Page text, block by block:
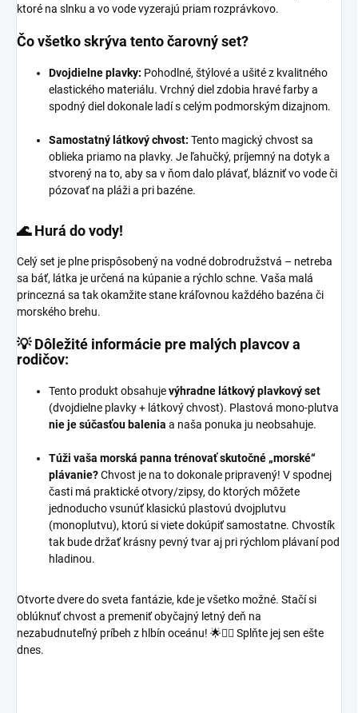
ktoré na slnku a vo vode vyzerajú priam rozprávkovo.
Čo všetko skrýva tento čarovný set?
Dvojdielne plavky: Pohodlné, štýlové a ušité z kvalitného
elastického materiálu. Vrchný diel zdobia hravé farby a
spodný diel dokonale ladí s celým podmorským dizajnom.
Samostatný látkový chvost: Tento magický chvost sa
oblieka priamo na plavky. Je ľahučký, príjemný na dotyk a
stvorený na to, aby sa v ňom dalo plávať, blázniť vo vode či
pózovať na pláži a pri bazéne.
🌊 Hurá do vody!
Celý set je plne prispôsobený na vodné dobrodružstvá – netreba
sa báť, látka je určená na kúpanie a rýchlo schne. Vaša malá
princezná sa tak okamžite stane kráľovnou každého bazéna či
morského brehu.
💡 Dôležité informácie pre malých plavcov a
rodičov:
Tento produkt obsahujevýhradne látkový plavkový set
(dvojdielne plavky + látkový chvost). Plastová mono-plutva
nie je súčasťou balenia a naša ponuka ju neobsahuje.
Túži vaša morská panna trénovať skutočné „morské“
plávanie?Chvost je na to dokonale pripravený! V spodnej
časti má praktické otvory/zipsy, do ktorých môžete
jednoducho vsunúť klasickú plastovú dvojplutvu
(monoplutvu), ktorú si viete dokúpiť samostatne. Chvostík
tak bude držať krásny pevný tvar aj pri rýchlom plávaní pod
hladinou.
Otvorte dvere do sveta fantázie, kde je všetko možné. Stačí si
oblúknuť chvost a premeniť obyčajný letný deň na
nezabudnuteľný príbeh z hlbín oceánu! 🌟🧜‍♀️ Splňte jej sen ešte
dnes.